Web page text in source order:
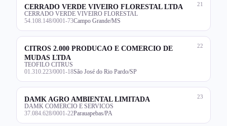
21
CERRADO VERDE VIVEIRO FLORESTAL LTDA
CERRADO VERDE VIVEIRO FLORESTAL
54.108.148/0001-73Campo Grande/MS
22
CITROS 2.000 PRODUCAO E COMERCIO DE
MUDAS LTDA
TEOFILO CITRUS
01.310.223/0001-18São José do Rio Pardo/SP
23
DAMK AGRO AMBIENTAL LIMITADA
DAMK COMERCIO E SERVICOS
37.084.628/0001-22Parauapebas/PA